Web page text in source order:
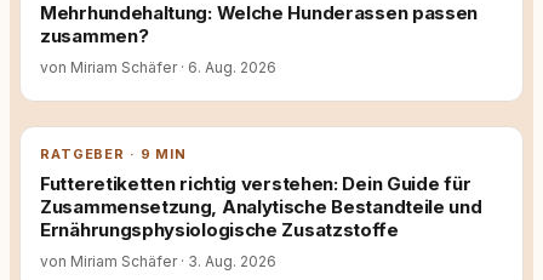
Mehrhundehaltung: Welche Hunderassen passen
zusammen?
von Miriam Schäfer · 6. Aug. 2026
RATGEBER · 9 MIN
Futteretiketten richtig verstehen: Dein Guide für
Zusammensetzung, Analytische Bestandteile und
Ernährungsphysiologische Zusatzstoffe
von Miriam Schäfer · 3. Aug. 2026